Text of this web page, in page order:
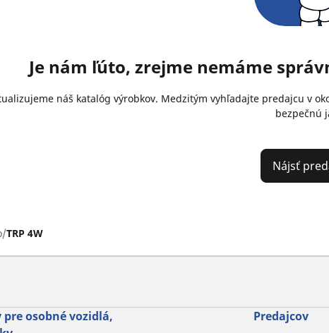
Je nám ľúto, zrejme nemáme
náš katalóg výrobkov. Medzitým vyhľadajte predajcu v
bezpečnú
Nájsť
TRP 4W
osobné vozidlá,
Predajcov